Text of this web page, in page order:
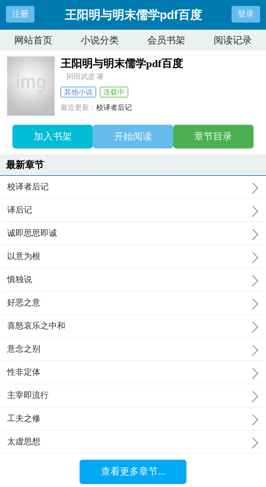
注册 王阳明与明末儒学pdf百度 登录
网站首页 小说分类 会员书架 阅读记录
王阳明与明末儒学pdf百度
冈田武彦 著
其他小说
连载中
最近更新：校译者后记
加入书架 开始阅读 章节目录
最新章节
校译者后记
译后记
诚即思思即诚
以意为根
慎独说
好恶之意
喜怒哀乐之中和
意念之别
性非定体
主宰即流行
工夫之修
太虚思想
查看更多章节...